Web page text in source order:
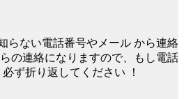
らない電話番号やメール から連絡
の連絡になりますので、もし電話
必ず折り返してください ！